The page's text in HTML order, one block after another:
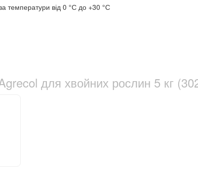
температури від 0 °С до +30 °С
для хвойних рослин 5 кг